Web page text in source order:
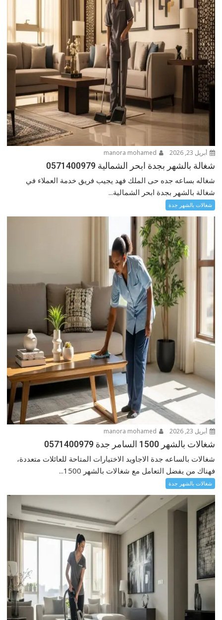
أبريل 23, 2026
شغالة بالشهر بجدة ابحر الشمالية 0571400979
شغاله بساعه جده حى الملك فهد يجيب فريق خدمة العملاء في
شغالة بالشهر بجدة ابحر الشمالية...
شغالات بالشهر جدة
أبريل 23, 2026
شغالات بالشهر 1500 السامر جدة 0571400979
شغالات بالساعه جدة الاجاويد الاختيارات المتاحة للعائلات متعددة،
فهناك من يفضل التعامل مع شغالات بالشهر 1500...
شغالات بالشهر جدة